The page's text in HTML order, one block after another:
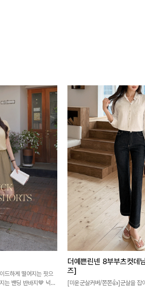
드하게 떨어지는 핏으
는 밴딩 반바지🤎 넉넉
더예쁜린넨 8부부츠컷데
즈]
[미운군살커버/쫀쫀👍]군살을 잡